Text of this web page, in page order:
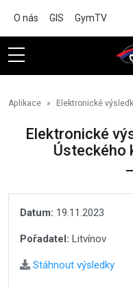
O nás GIS GymTV
Aplikace Elektronické
Elektronické
Ústeckého
Datum: 19.11.2023
Pořadatel: Litvínov
Stáhnout výsledky